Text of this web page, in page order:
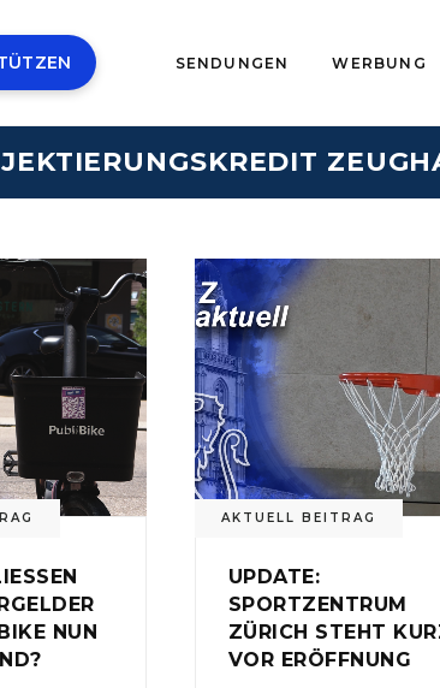
SENDUNGEN WERBUNG
NUN
AKTUELL BEITRAG
UPDATE:
SPORTZENTRUM
ZÜRICH STEHT
VOR ERÖFFNUNG